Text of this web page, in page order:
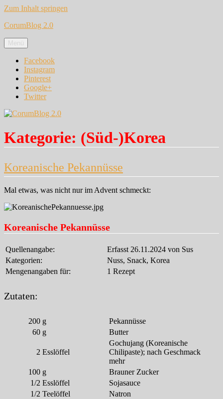
Zum Inhalt springen
CorumBlog 2.0
Menü
Facebook
Instagram
Pinterest
Google+
Twitter
Kategorie: (Süd-)Korea
Koreanische Pekannüsse
Mal etwas, was nicht nur im Advent schmeckt:
Koreanische Pekannüsse
Quellenangabe:
Erfasst 26.11.2024 von Sus
Kategorien:
Nuss, Snack, Korea
Mengenangaben für:
1 Rezept
Zutaten:
200 g
Pekannüsse
60 g Butter
2 Esslöffel
Gochujang (Koreanische
Chilipaste); nach Geschmack
mehr
100 g
Brauner Zucker
1/2 Esslöffel
Sojasauce
1/2 Teelöffel Natron